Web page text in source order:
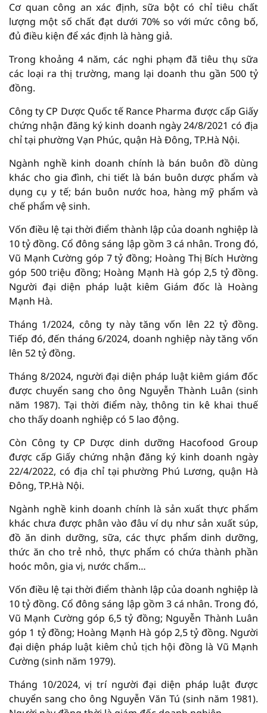
Cơ quan công an xác định, sữa bột có chỉ tiêu chất
lượng một số chất đạt dưới 70% so với mức công bố,
đủ điều kiện để xác định là hàng giả.
Trong khoảng 4 năm, các nghi phạm đã tiêu thụ sữa
các loại ra thị trường, mang lại doanh thu gần 500 tỷ
đồng.
Công ty CP Dược Quốc tế Rance Pharma được cấp Giấy
chứng nhận đăng ký kinh doanh ngày 24/8/2021 có địa
chỉ tại phường Vạn Phúc, quận Hà Đông, TP.Hà Nội.
Ngành nghề kinh doanh chính là bán buôn đồ dùng
khác cho gia đình, chi tiết là bán buôn dược phẩm và
dụng cụ y tế; bán buôn nước hoa, hàng mỹ phẩm và
chế phẩm vệ sinh.
Vốn điều lệ tại thời điểm thành lập của doanh nghiệp là
10 tỷ đồng. Cổ đông sáng lập gồm 3 cá nhân. Trong đó,
Vũ Mạnh Cường góp 7 tỷ đồng; Hoàng Thị Bích Hường
góp 500 triệu đồng; Hoàng Mạnh Hà góp 2,5 tỷ đồng.
Người đại diện pháp luật kiêm Giám đốc là Hoàng
Mạnh Hà.
Tháng 1/2024, công ty này tăng vốn lên 22 tỷ đồng.
Tiếp đó, đến tháng 6/2024, doanh nghiệp này tăng vốn
lên 52 tỷ đồng.
Tháng 8/2024, người đại diện pháp luật kiêm giám đốc
được chuyển sang cho ông Nguyễn Thành Luân (sinh
năm 1987). Tại thời điểm này, thông tin kê khai thuế
cho thấy doanh nghiệp có 5 lao động.
Còn Công ty CP Dược dinh dưỡng Hacofood Group
được cấp Giấy chứng nhận đăng ký kinh doanh ngày
22/4/2022, có địa chỉ tại phường Phú Lương, quận Hà
Đông, TP.Hà Nội.
Ngành nghề kinh doanh chính là sản xuất thực phẩm
khác chưa được phân vào đâu ví dụ như sản xuất súp,
đồ ăn dinh dưỡng, sữa, các thực phẩm dinh dưỡng,
thức ăn cho trẻ nhỏ, thực phẩm có chứa thành phần
hoóc môn, gia vị, nước chấm…
Vốn điều lệ tại thời điểm thành lập của doanh nghiệp là
10 tỷ đồng. Cổ đông sáng lập gồm 3 cá nhân. Trong đó,
Vũ Mạnh Cường góp 6,5 tỷ đồng; Nguyễn Thành Luân
góp 1 tỷ đồng; Hoàng Mạnh Hà góp 2,5 tỷ đồng. Người
đại diện pháp luật kiêm chủ tịch hội đồng là Vũ Mạnh
Cường (sinh năm 1979).
Tháng 10/2024, vị trí người đại diện pháp luật được
chuyển sang cho ông Nguyễn Văn Tú (sinh năm 1981).